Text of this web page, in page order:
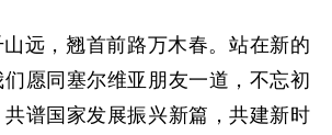
山远，翘首前路万木春。站在新的
愿同塞尔维亚朋友一道，不忘初
谱国家发展振兴新篇，共建新时